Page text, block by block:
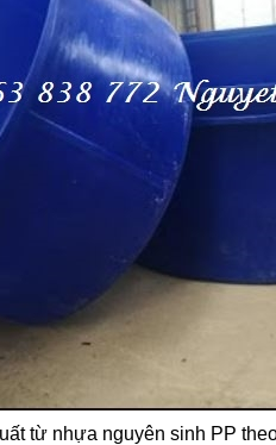
từ nhựa nguyên sinh PP